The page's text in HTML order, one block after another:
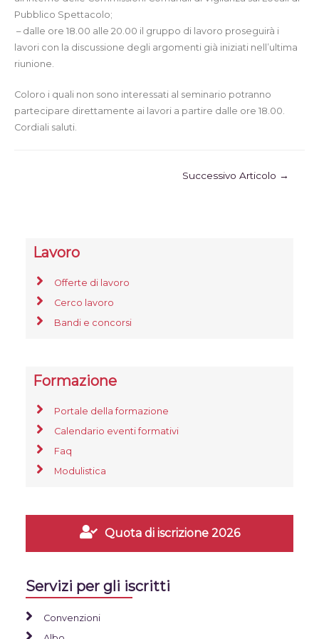
Pubblico Spettacolo;
– dalle ore 18.00 alle 20.00 il gruppo di lavoro proseguirà i
lavori con la discussione degli argomenti già iniziati nell’ultima
riunione.
Coloro i quali non sono interessati al seminario potranno
partecipare direttamente ai lavori a partire dalle ore 18.00.
Cordiali saluti.
Successivo Articolo →
Lavoro
Offerte di lavoro
Cerco lavoro
Bandi e concorsi
Formazione
Portale della formazione
Calendario eventi formativi
Faq
Modulistica
Quota di iscrizione 2026
Servizi per gli iscritti
Convenzioni